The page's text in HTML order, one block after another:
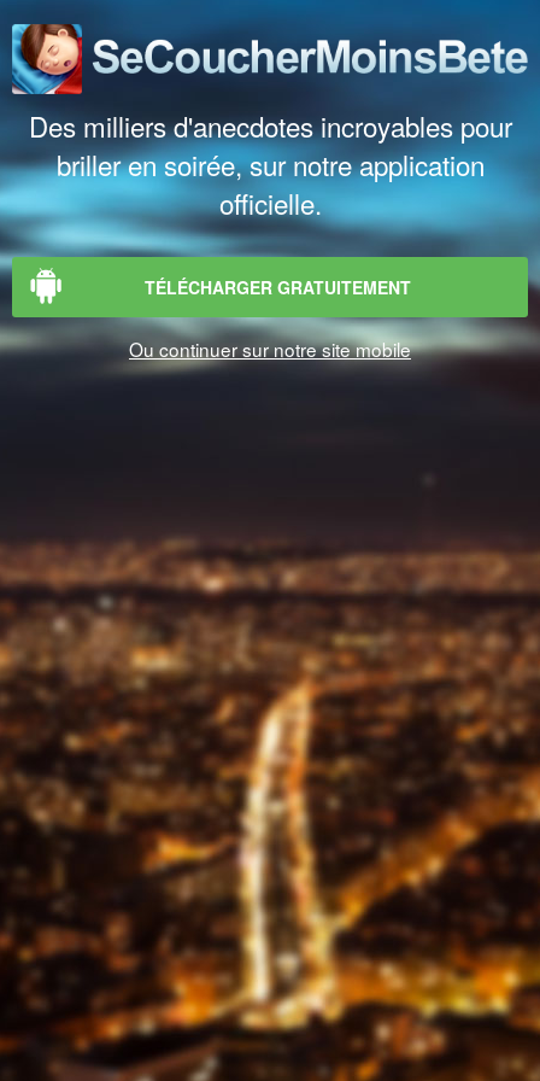
Des milliers d'anecdotes incroyables pour
briller en soirée, sur notre application
officielle.
TÉLÉCHARGER GRATUITEMENT
Ou continuer sur notre site mobile